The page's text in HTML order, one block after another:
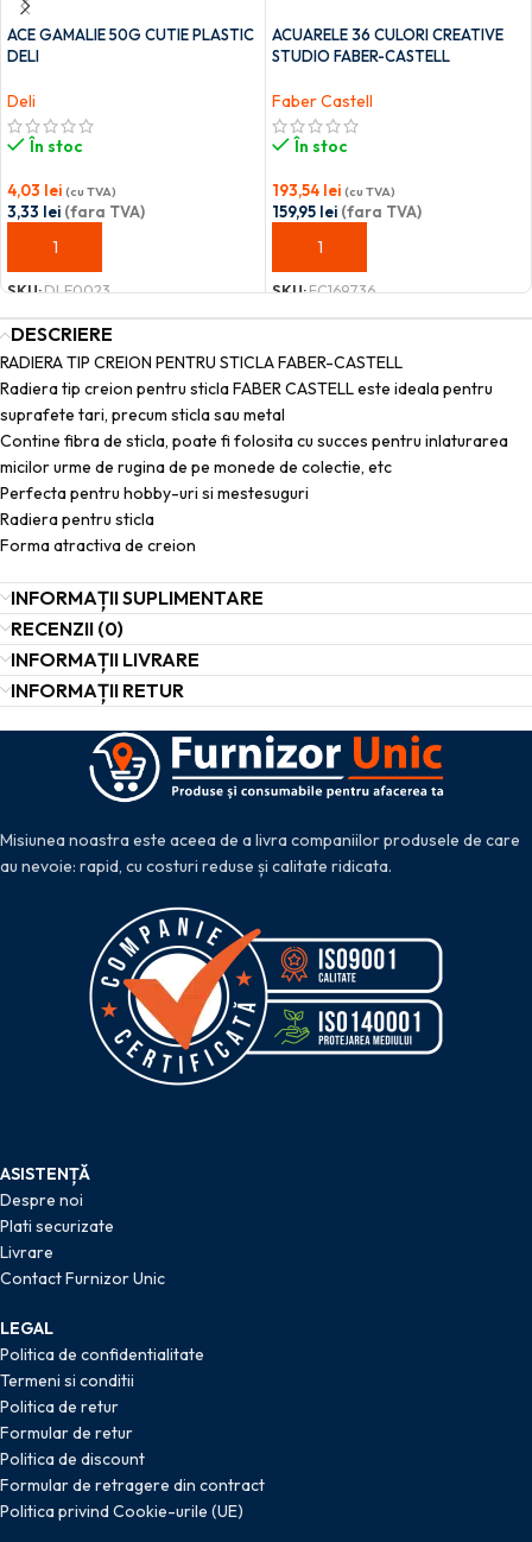
ACE GAMALIE 50G CUTIE PLASTIC
DELI
Deli
În stoc
4,03 lei (cu TVA)
3,33 lei (fara TVA)
ADAUGĂ ÎN COȘ
SKU:DLE0023
ACUARELE 36 CULORI CREATIVE
STUDIO FABER-CASTELL
Faber Castell
În stoc
193,54 lei (cu TVA)
159,95 lei (fara TVA)
ADAUGĂ ÎN COȘ
SKU:FC169736
DESCRIERE
RADIERA TIP CREION PENTRU STICLA FABER-CASTELL
Radiera tip creion pentru sticla FABER CASTELL este ideala pentru
suprafete tari, precum sticla sau metal
Contine fibra de sticla, poate fi folosita cu succes pentru inlaturarea
micilor urme de rugina de pe monede de colectie, etc
Perfecta pentru hobby-uri si mestesuguri
Radiera pentru sticla
Forma atractiva de creion
INFORMAȚII SUPLIMENTARE
RECENZII (0)
INFORMAȚII LIVRARE
INFORMAȚII RETUR
Misiunea noastra este aceea de a livra companiilor produsele de care
au nevoie: rapid, cu costuri reduse și calitate ridicata.
ASISTENȚĂ
Despre noi
Plati securizate
Livrare
Contact Furnizor Unic
LEGAL
Politica de confidentialitate
Termeni si conditii
Politica de retur
Formular de retur
Politica de discount
Formular de retragere din contract
Politica privind Cookie-urile (UE)